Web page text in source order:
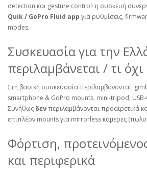
detection και gesture control· η συσκευή
Quik / GoPro Fluid app για ρυθμίσεις,
modes.
Συσκευασία για την
περιλαμβάνεται / τι όχι
Στη βασική συσκευασία περιλαμβάνονται:
smartphone & GoPro mounts, mini‑tripod,
Συνήθως δενπεριλαμβάνονται προαιρετικά
επιπλέον mounts για mirrorless κάμερες
Φόρτιση,
και περιφερικά